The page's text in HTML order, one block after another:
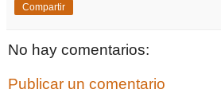
Compartir
No hay comentarios:
Publicar un comentario